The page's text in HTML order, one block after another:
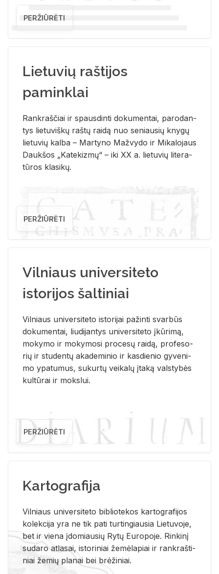
PERŽIŪRĖTI
Lietuvių raštijos
paminklai
Rank­raš­čiai ir spaus­din­ti do­ku­men­tai, pa­ro­dan­
tys lie­tu­viš­kų raš­tų rai­dą nuo se­niau­sių kny­gų
lie­tu­vių kal­ba – Mar­ty­no Ma­žvy­do ir Mi­ka­lo­jaus
Dauk­šos „Ka­te­kiz­mų“ – iki XX a. lie­tu­vių li­te­ra­
tū­ros kla­si­kų.
PERŽIŪRĖTI
Vilniaus universiteto
istorijos šaltiniai
Vil­niaus uni­ver­si­te­to is­to­ri­jai pa­žin­ti svar­būs
do­ku­men­tai, liu­di­jan­tys uni­ver­si­te­to įkū­ri­mą,
mo­ky­mo ir mo­ky­mo­si pro­ce­sų rai­dą, pro­fe­so­
rių ir stu­den­tų aka­de­mi­nio ir kas­die­nio gy­ve­ni­
mo ypa­tu­mus, su­kur­tų vei­ka­lų įta­ką vals­ty­bės
kul­tū­rai ir moks­lui.
PERŽIŪRĖTI
Kartografija
Vil­niaus uni­ver­si­te­to bi­b­lio­te­kos kar­to­gra­fi­jos
ko­lek­ci­ja yra ne tik pati tur­tin­giau­sia Lie­tu­vo­je,
bet ir vie­na įdo­miau­sių Rytų Eu­ro­po­je. Rin­ki­nį
su­da­ro at­la­sai, is­to­ri­niai že­mė­la­piai ir rank­raš­ti­
niai že­mių pla­nai bei brė­ži­niai.